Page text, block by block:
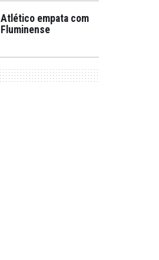
Atlético empata com
Fluminense